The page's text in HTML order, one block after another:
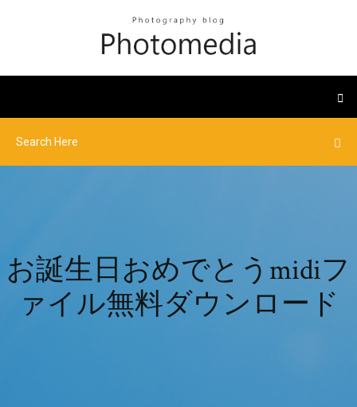
お誕生日おめでとうmidiフ
ァイル無料ダウンロード